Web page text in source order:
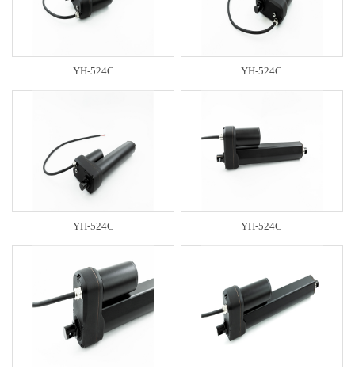
YH-524C YH-524C
YH-524C YH-524C